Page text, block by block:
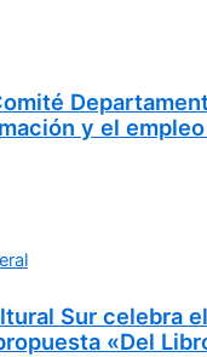
y el
Sur celebra
«Del